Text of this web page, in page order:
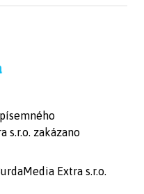
s.r.o. zakázano
Extra s.r.o.